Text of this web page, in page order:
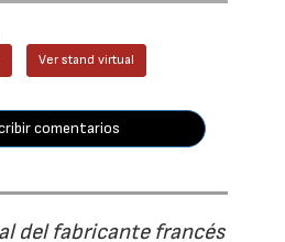
Ver stand virtual
comentarios
del fabricante francés